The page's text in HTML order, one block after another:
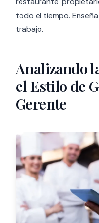
todo el tiempo.
trabajo.
Analizando
el Estilo de
Gerente